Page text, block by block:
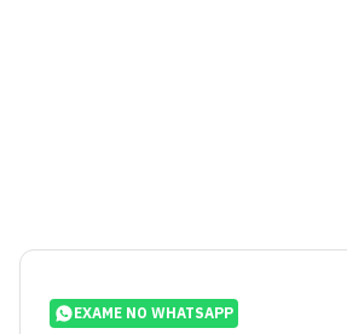
EXAME NO WHATSAPP